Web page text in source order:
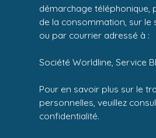
démarchage téléphonique,
de la consommation, sur
ou par courrier adressé à :
Société Worldline, Service
Pour en savoir plus sur le
personnelles, veuillez
confidentialité.